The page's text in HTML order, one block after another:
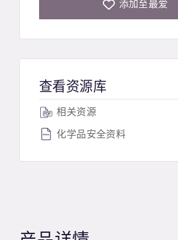
添加至最爱
查看资源库
相关资源
化学品安全资料